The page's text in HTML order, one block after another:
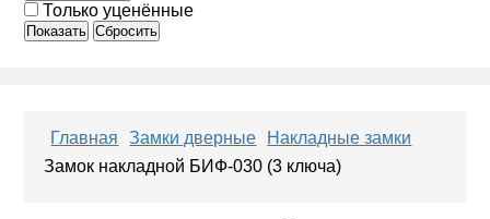
Только уценённые
Показать Сбросить
Главная Замки дверные
Накладные замки
Замок накладной БИФ-030 (3 ключа)